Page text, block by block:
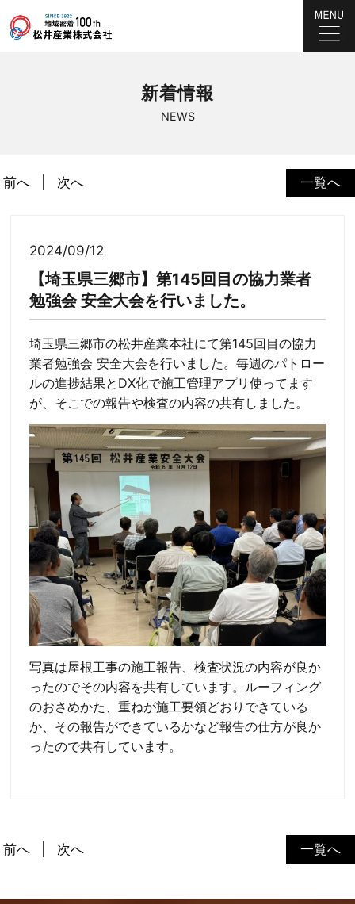
NEWS
新着情報
一覧へ
前へ 次へ
2024/09/12
【埼玉県三郷市】第145回目の協力業者
勉強会 安全大会を行いました。
埼玉県三郷市の松井産業本社にて第145回目の協力
業者勉強会 安全大会を行いました。毎週のパトロー
ルの進捗結果とDX化で施工管理アプリ使ってます
が、そこでの報告や検査の内容の共有しました。
写真は屋根工事の施工報告、検査状況の内容が良か
ったのでその内容を共有しています。ルーフィング
のおさめかた、重ねが施工要領どおりできている
か、その報告ができているかなど報告の仕方が良か
ったので共有しています。
一覧へ
前へ 次へ